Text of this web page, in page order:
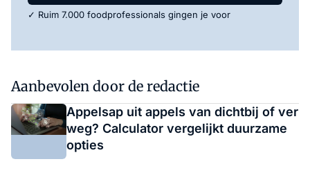
✓ Ruim 7.000 foodprofessionals gingen je voor
Aanbevolen door de redactie
Appelsap uit appels van dichtbij of ver
weg? Calculator vergelijkt duurzame
opties